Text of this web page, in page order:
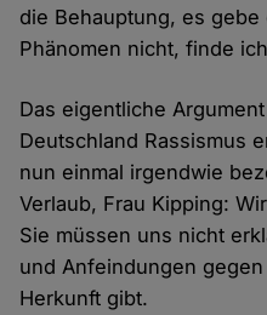
die Behauptung, es
Phänomen nicht, finde
Das eigentliche
Deutschland Rassismus
nun einmal irgendwie
Verlaub, Frau Kipping:
Sie müssen uns nicht
und Anfeindungen
Herkunft gibt.